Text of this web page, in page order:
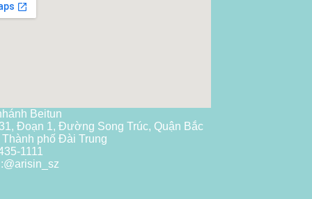
Beitun
Đoạn 1, Đường Song Trúc, Quận Bắc
phố Đài Trung
1111
@arisin_sz